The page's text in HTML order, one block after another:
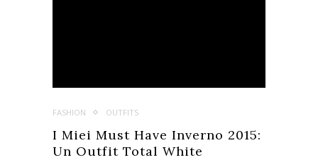
FASHION OUTFITS
I Miei Must Have Inverno 2015:
Un Outfit Total White